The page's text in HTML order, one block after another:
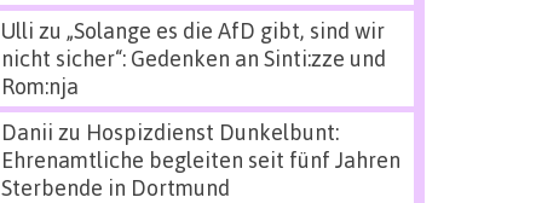
Ulli zu „Solange es die AfD gibt, sind wir
nicht sicher“: Gedenken an Sinti:zze und
Rom:nja
Danii zu Hospizdienst Dunkelbunt:
Ehrenamtliche begleiten seit fünf Jahren
Sterbende in Dortmund